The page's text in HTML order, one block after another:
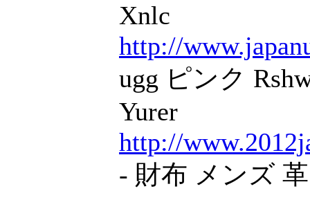
Xnlc
http://
ugg ピンク
Yurer
http://
- 財布 メンズ